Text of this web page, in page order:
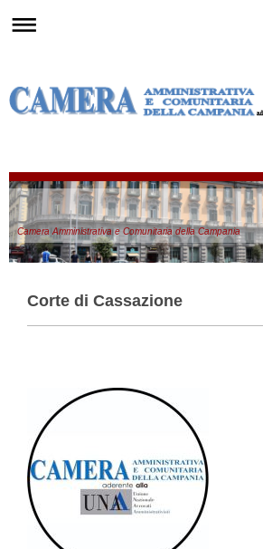
Camera Amministrativa e Comunitaria della Campania
Corte di Cassazione